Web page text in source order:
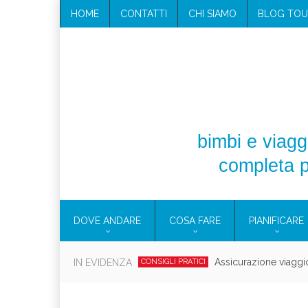
HOME CONTATTI CHI SIAMO BLOG
bimbi e
completa
DOVE ANDARE COSA FARE PIANIFICARE
IN EVIDENZA CONSIGLI PRATICI Cosmetici solidi in